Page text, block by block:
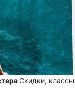
Скидки,